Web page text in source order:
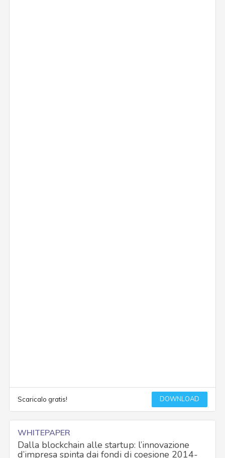
Scaricalo gratis! DOWNLOAD
WHITEPAPER
Dalla blockchain alle startup: l’innovazione
d’impresa spinta dai fondi di coesione 2014-